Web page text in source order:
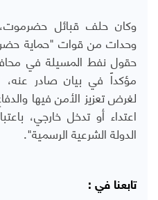
وكان حلف قبائل
وحدات من قوات "حماية
حقول نفط المسيلة في
مؤكداً في بيان صادر
لغرض تعزيز الأمن فيها
اعتداء أو تدخل خارجي،
الدولة الشرعية الرسمية".
تابعنا في :